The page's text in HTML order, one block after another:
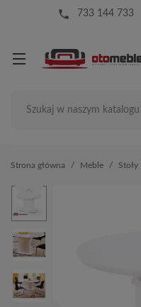
local_phone 733 144 733
Strona główna Meble Stoły